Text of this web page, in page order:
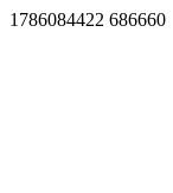
1786084422 686660